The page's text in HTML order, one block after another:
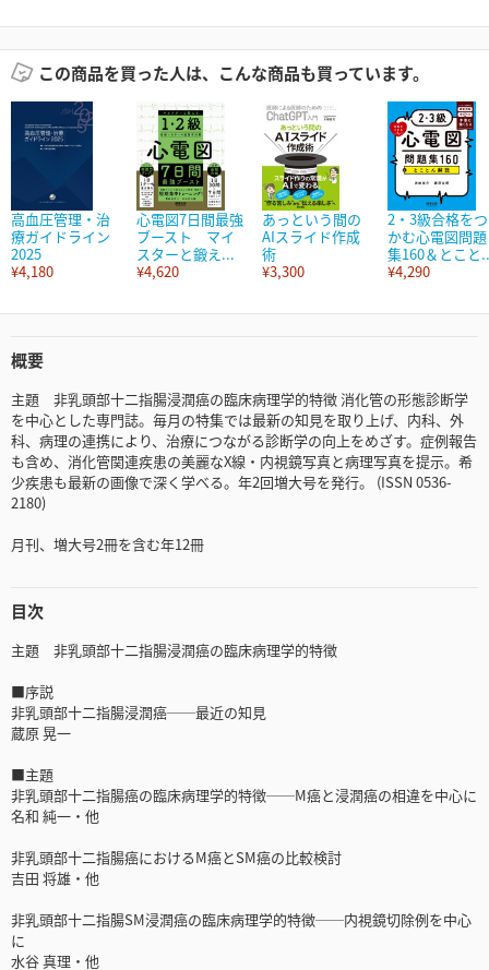
この商品を買った人は、こんな商品も買っています。
高血圧管理・治
療ガイドライン
2025
¥4,180
心電図7日間最強
ブースト マイ
スターと鍛え...
¥4,620
あっという間の
AIスライド作成
術
¥3,300
2・3級合格をつ
かむ心電図問題
集160＆とこと
¥4,290
概要
主題 非乳頭部十二指腸浸潤癌の臨床病理学的特徴 消化管の形態診断学
を中心とした専門誌。毎月の特集では最新の知見を取り上げ、内科、外
科、病理の連携により、治療につながる診断学の向上をめざす。症例報告
も含め、消化管関連疾患の美麗なX線・内視鏡写真と病理写真を提示。希
少疾患も最新の画像で深く学べる。年2回増大号を発行。 (ISSN 0536-
2180)
月刊、増大号2冊を含む年12冊
目次
主題 非乳頭部十二指腸浸潤癌の臨床病理学的特徴
■序説
非乳頭部十二指腸浸潤癌──最近の知見
蔵原 晃一
■主題
非乳頭部十二指腸癌の臨床病理学的特徴──M癌と浸潤癌の相違を中心に
名和 純一・他
非乳頭部十二指腸癌におけるM癌とSM癌の比較検討
吉田 将雄・他
非乳頭部十二指腸SM浸潤癌の臨床病理学的特徴──内視鏡切除例を中心
に
水谷 真理・他